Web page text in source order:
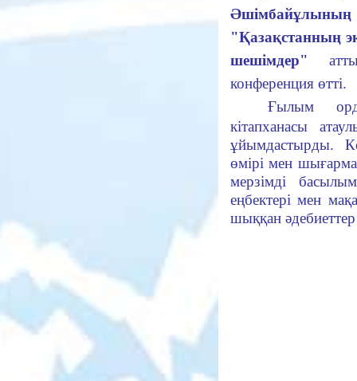
"Қазақстанның
шешімдер"
конференция өтті.
Ғылым
кітапханасы
ұйымдастырды.
өмірі мен
мерзімді
еңбектері мен
шыққан